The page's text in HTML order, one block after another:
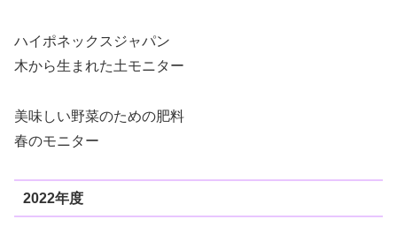
ハイポネックスジャパン
木から生まれた土モニター
美味しい野菜のための肥料
春のモニター
2022年度